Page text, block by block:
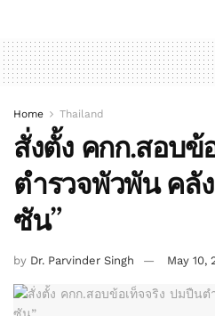
Home Thailand
สั่งตั้ง คกก.สอบข้
ตำรวจพัวพัน คลั
ซัน”
by Dr. Parvinder Singh May 10,